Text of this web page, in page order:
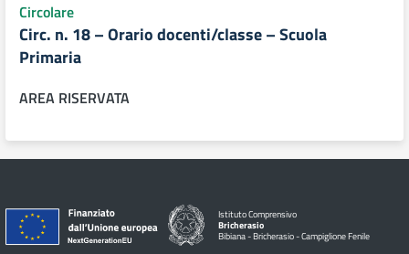
Circolare
Circ. n. 18 – Orario docenti/classe – Scuola
Primaria
AREA RISERVATA
Istituto Comprensivo
Bricherasio
Bibiana - Bricherasio - Campiglione Fenile